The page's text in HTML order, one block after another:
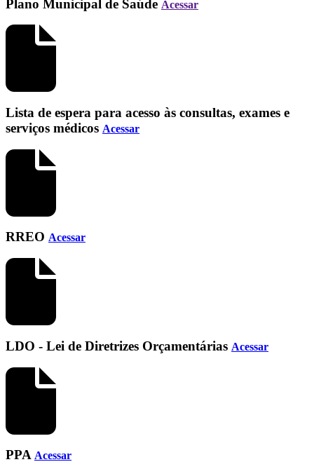
Plano Municipal de Saúde Acessar
Lista de espera para acesso às consultas, exames e
serviços médicos Acessar
RREO Acessar
LDO - Lei de Diretrizes Orçamentárias Acessar
PPA Acessar